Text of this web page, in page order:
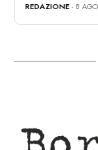
REDAZIONE- 8